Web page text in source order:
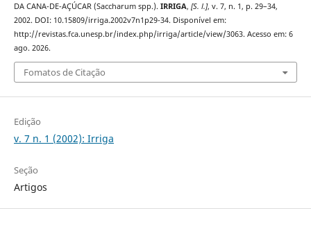
DA CANA-DE-AÇÚCAR (Saccharum spp.). IRRIGA, [S. l.], v. 7, n. 1, p. 29–34,
2002. DOI: 10.15809/irriga.2002v7n1p29-34. Disponível em:
http://revistas.fca.unesp.br/index.php/irriga/article/view/3063. Acesso em: 6
ago. 2026.
Fomatos de Citação
Edição
v. 7 n. 1 (2002): Irriga
Seção
Artigos